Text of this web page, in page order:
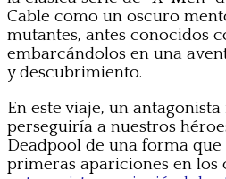
Cable como un oscuro
mutantes, antes conocidos
embarcándolos en una
y descubrimiento.
En este viaje, un
perseguiría a nuestros
Deadpool de una forma
primeras apariciones en los